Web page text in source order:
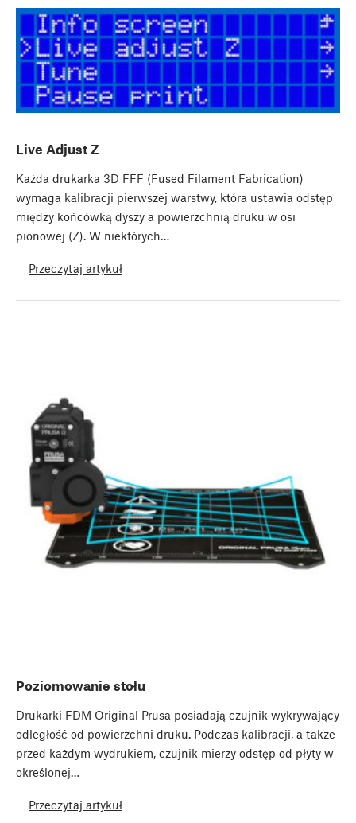
Live Adjust Z
Każda drukarka 3D FFF (Fused Filament Fabrication)
wymaga kalibracji pierwszej warstwy, która ustawia odstęp
między końcówką dyszy a powierzchnią druku w osi
pionowej (Z). W niektórych…
Przeczytaj artykuł
Poziomowanie stołu
Drukarki FDM Original Prusa posiadają czujnik wykrywający
odległość od powierzchni druku. Podczas kalibracji, a także
przed każdym wydrukiem, czujnik mierzy odstęp od płyty w
określonej…
Przeczytaj artykuł